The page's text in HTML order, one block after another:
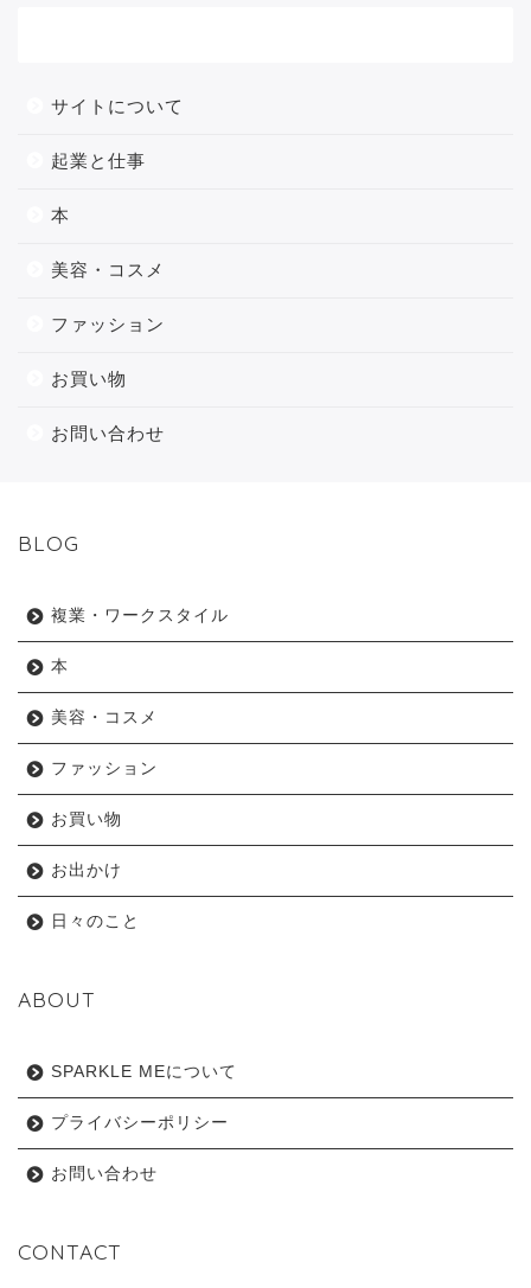
サイトについて
起業と仕事
本
美容・コスメ
ファッション
お買い物
お問い合わせ
BLOG
複業・ワークスタイル
本
美容・コスメ
ファッション
お買い物
お出かけ
日々のこと
ABOUT
SPARKLE MEについて
プライバシーポリシー
お問い合わせ
CONTACT